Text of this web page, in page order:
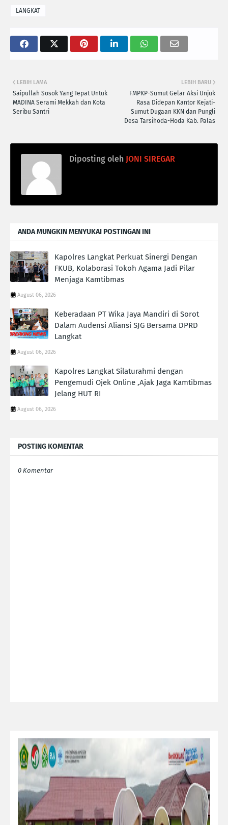
LANGKAT
LEBIH BARU
FMPKP-Sumut Gelar Aksi Unjuk
Rasa Didepan Kantor Kejati-
Sumut Dugaan KKN dan Pungli
Desa Tarsihoda-Hoda Kab. Palas
LEBIH LAMA
Saipullah Sosok Yang Tepat Untuk
MADINA Serami Mekkah dan Kota
Seribu Santri
Diposting oleh JONI SIREGAR
ANDA MUNGKIN MENYUKAI POSTINGAN INI
Kapolres Langkat Perkuat Sinergi Dengan
FKUB, Kolaborasi Tokoh Agama Jadi Pilar
Menjaga Kamtibmas
August 06, 2026
Keberadaan PT Wika Jaya Mandiri di Sorot
Dalam Audensi Aliansi SJG Bersama DPRD
Langkat
August 06, 2026
Kapolres Langkat Silaturahmi dengan
Pengemudi Ojek Online ,Ajak Jaga Kamtibmas
Jelang HUT RI
August 06, 2026
POSTING KOMENTAR
0 Komentar